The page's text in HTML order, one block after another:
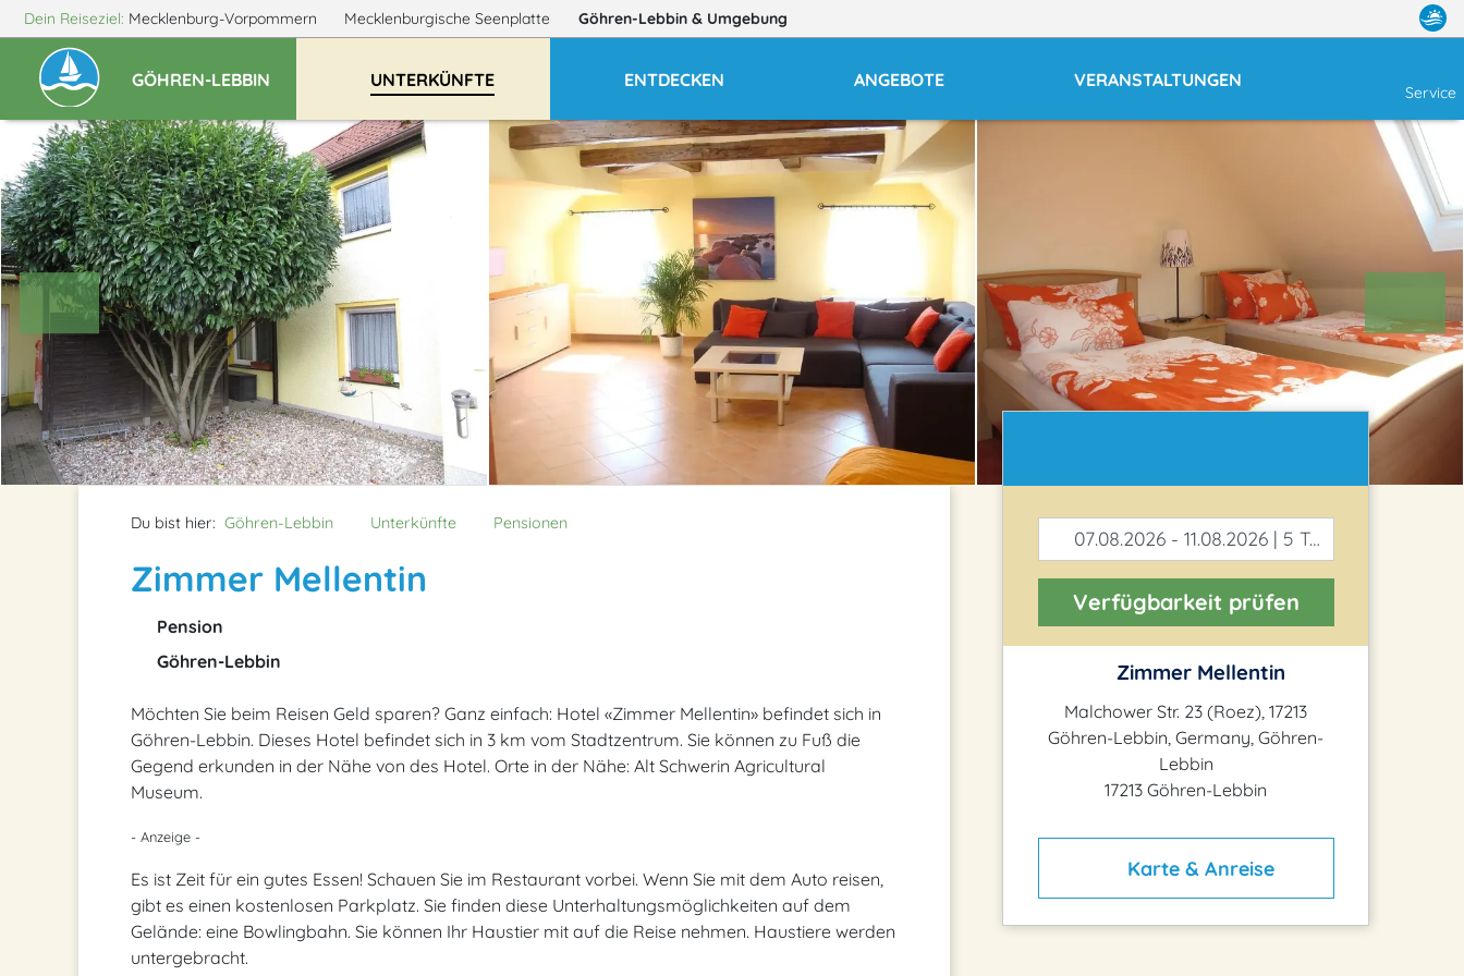
Dein Reiseziel: Mecklenburg-Vorpommern Mecklenburgische Seenplatte Göhren-Lebbin & Umgebung
GÖHREN-LEBBIN UNTERKÜNFTE ENTDECKEN ANGEBOTE VERANSTALTUNGEN
Service
Du bist hier: Göhren-Lebbin Unterkünfte Pensionen
Zimmer Mellentin
Pension
Göhren-Lebbin
Möchten Sie beim Reisen Geld sparen? Ganz einfach: Hotel «Zimmer Mellentin» befindet sich in
Göhren-Lebbin. Dieses Hotel befindet sich in 3 km vom Stadtzentrum. Sie können zu Fuß die
Gegend erkunden in der Nähe von des Hotel. Orte in der Nähe: Alt Schwerin Agricultural
Museum.
- Anzeige -
Es ist Zeit für ein gutes Essen! Schauen Sie im Restaurant vorbei. Wenn Sie mit dem Auto reisen,
gibt es einen kostenlosen Parkplatz. Sie finden diese Unterhaltungsmöglichkeiten auf dem
Gelände: eine Bowlingbahn. Sie können Ihr Haustier mit auf die Reise nehmen. Haustiere werden
untergebracht.
07.08.2026 - 11.08.2026 | 5 Tage
Verfügbarkeit prüfen
Zimmer Mellentin
Malchower Str. 23 (Roez), 17213
Göhren-Lebbin, Germany, Göhren-
Lebbin
17213 Göhren-Lebbin
Karte & Anreise